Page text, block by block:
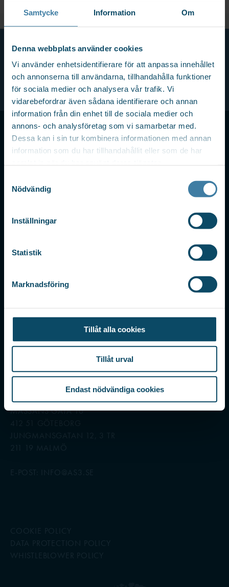
Samtycke Information Om
Denna webbplats använder cookies
Vi använder enhetsidentifierare för att anpassa innehållet
och annonserna till användarna, tillhandahålla funktioner
för sociala medier och analysera vår trafik. Vi
vidarebefordrar även sådana identifierare och annan
information från din enhet till de sociala medier och
annons- och analysföretag som vi samarbetar med.
Dessa kan i sin tur kombinera informationen med annan
information som du har tillhandahållit eller som de har
Nödvändig
Inställningar
Statistik
Marknadsföring
Tillåt alla cookies
Tillåt urval
Endast nödvändiga cookies
AFFÄRSOMRÅDEN
AS3 EXECUTIVE
INTERNATIONELLT
DANMARK
KAMMAKARGATAN 30
TELEFON: +46 8 729 17 70
WORLD TRADE CENTER
MÄSSANS GATA 10